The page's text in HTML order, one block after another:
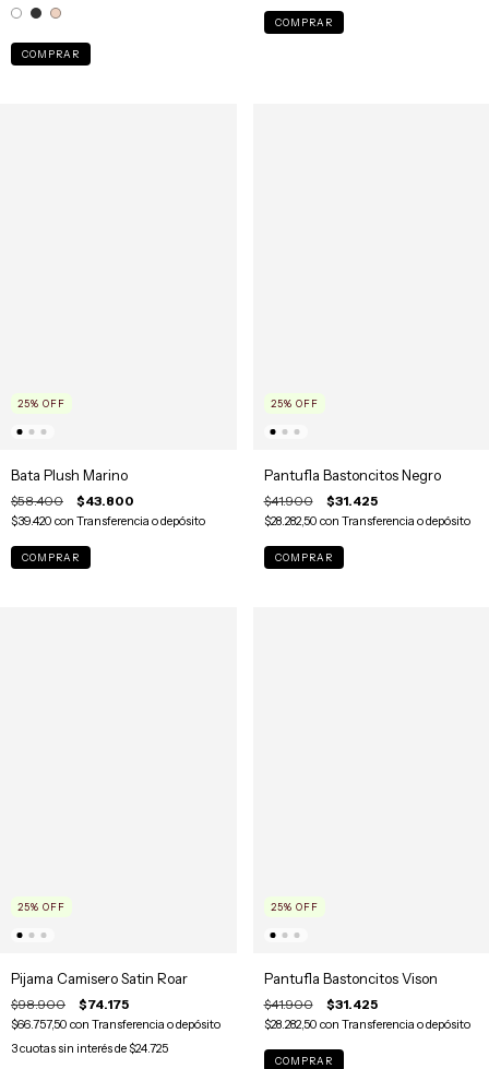
COMPRAR
COMPRAR
25% OFF
Bata Plush Marino
$58.400 $43.800
$39.420 con Transferencia o depósito
COMPRAR
25% OFF
Pantufla Bastoncitos Negro
$41.900 $31.425
$28.282,50 con Transferencia o depósito
COMPRAR
25% OFF
Pijama Camisero Satin Roar
$98.900 $74.175
$66.757,50 con Transferencia o depósito
3cuotas sin interés de$24.725
25% OFF
Pantufla Bastoncitos Vison
$41.900 $31.425
$28.282,50 con Transferencia o depósito
COMPRAR